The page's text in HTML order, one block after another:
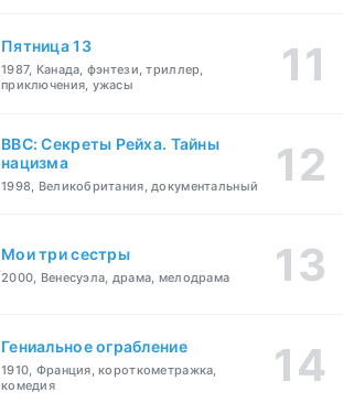
Пятница 13
1987, Канада, фэнтези, триллер,
приключения, ужасы
BBC: Секреты Рейха. Тайны
нацизма
1998, Великобритания, документальный
Мои три сестры
2000, Венесуэла, драма, мелодрама
Гениальное ограбление
1910, Франция, короткометражка,
комедия